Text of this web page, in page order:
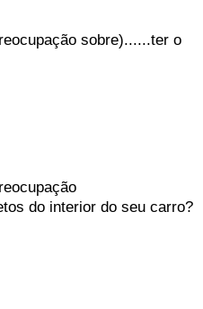
sobre)......ter o
do interior do seu carro?